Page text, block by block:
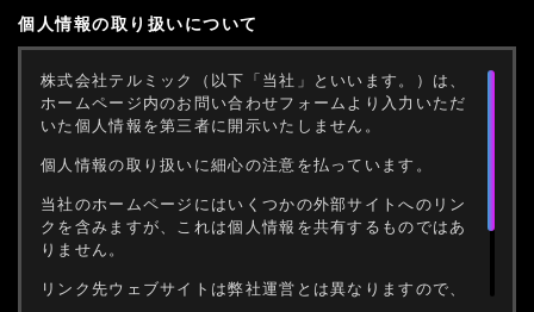
個人情報の取り扱いについて
株式会社テルミック（以下「当社」といいます。）は、
ホームページ内のお問い合わせフォームより入力いただ
いた個人情報を第三者に開示いたしません。
個人情報の取り扱いに細心の注意を払っています。
当社のホームページにはいくつかの外部サイトへのリン
クを含みますが、これは個人情報を共有するものではあ
りません。
リンク先ウェブサイトは弊社運営とは異なりますので、